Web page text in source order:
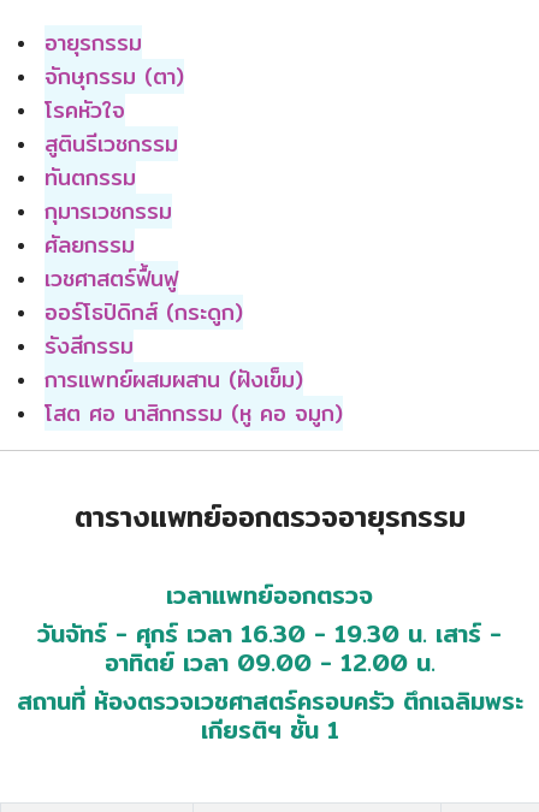
อายุรกรรม
จักษุกรรม (ตา)
โรคหัวใจ
สูตินรีเวชกรรม
ทันตกรรม
กุมารเวชกรรม
ศัลยกรรม
เวชศาสตร์ฟื้นฟู
ออร์โธปิดิกส์ (กระดูก)
รังสีกรรม
การแพทย์ผสมผสาน (ฝังเข็ม)
โสต ศอ นาสิกกรรม (หู คอ จมูก)
ตารางแพทย์ออกตรวจอายุรกรรม
เวลาแพทย์ออกตรวจ
วันจัทร์ - ศุกร์ เวลา 16.30 - 19.30 น. เสาร์ -
อาทิตย์ เวลา 09.00 - 12.00 น.
สถานที่ ห้องตรวจเวชศาสตร์ครอบครัว ตึกเฉลิมพระ
เกียรติฯ ชั้น 1